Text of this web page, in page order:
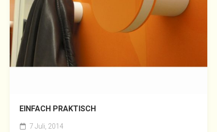
EINFACH PRAKTISCH
7 Juli, 2014